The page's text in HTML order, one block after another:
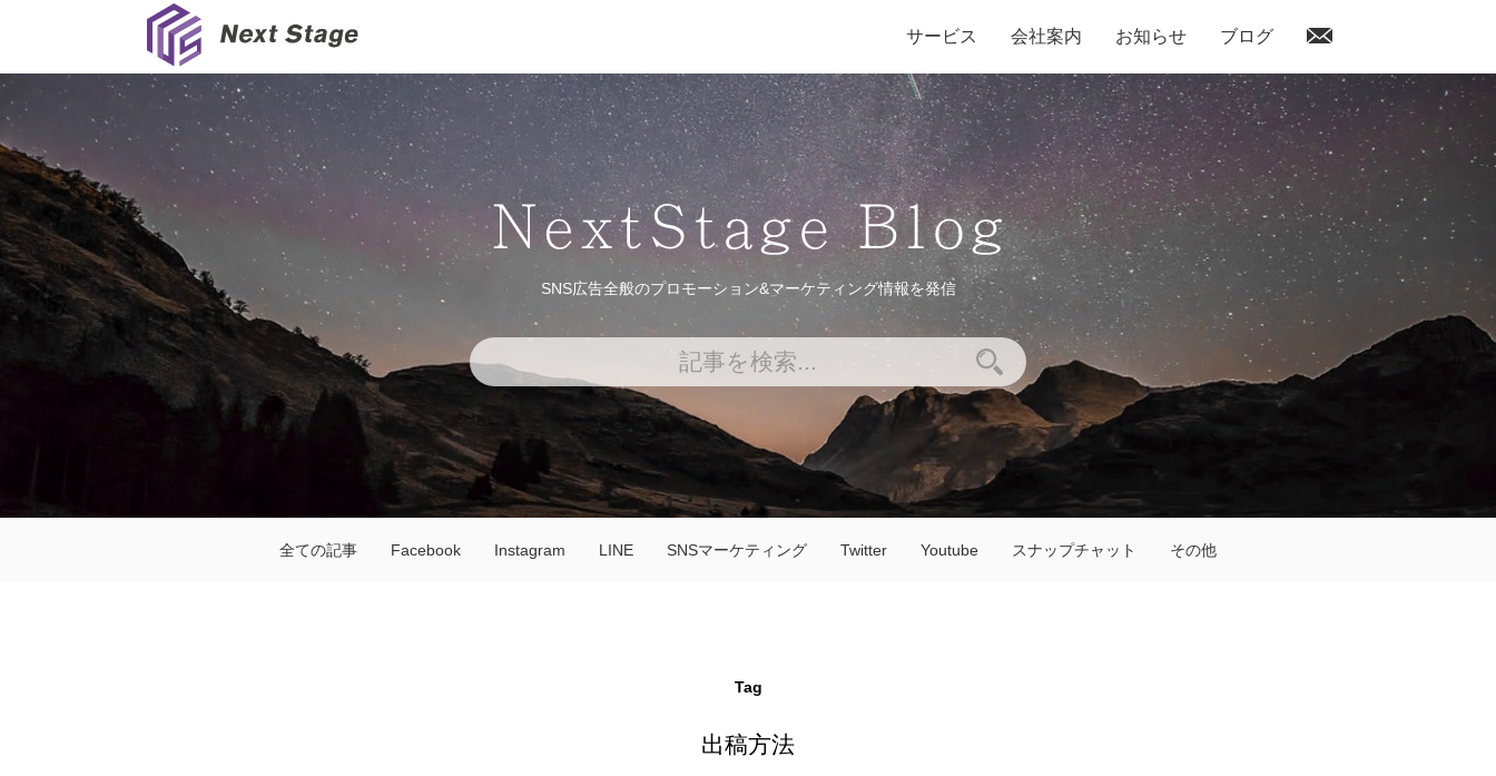
サービス 会社案内 お知らせ ブログ
SNS広告全般のプロモーション&マーケティング情報を発信
全ての記事 Facebook Instagram LINE SNSマーケティング Twitter Youtube スナップチャット その他
Tag
出稿方法